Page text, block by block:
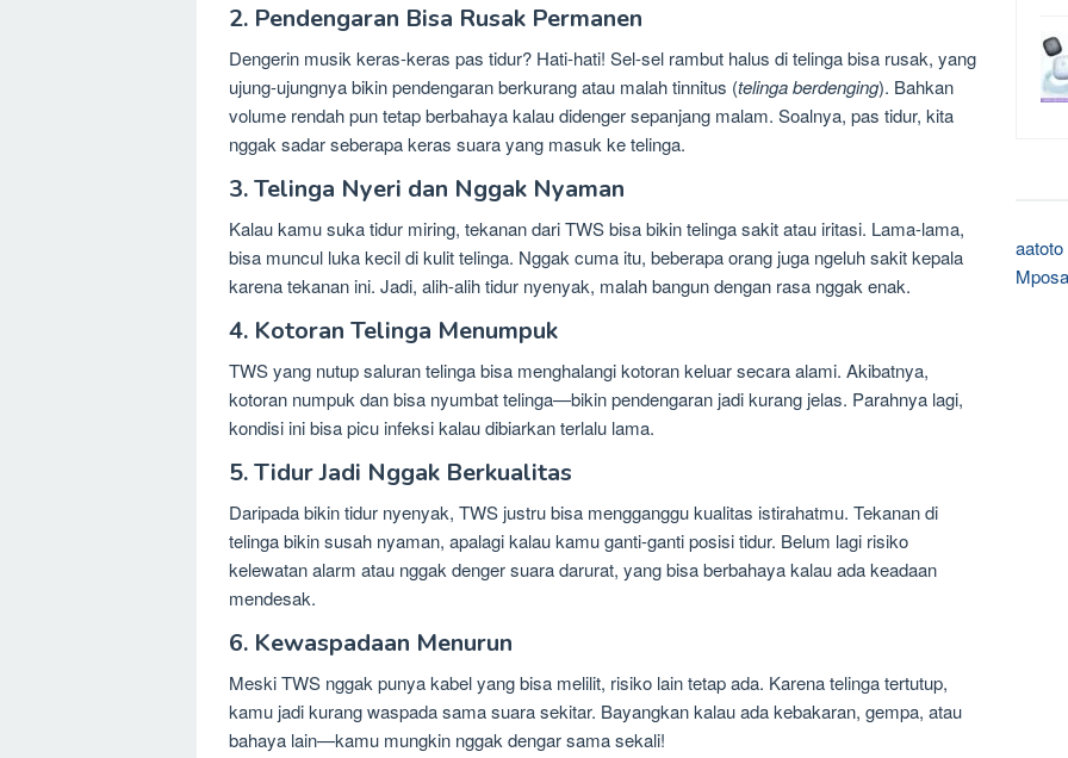
2. Pendengaran Bisa Rusak Permanen
Dengerin musik keras-keras pas tidur? Hati-hati! Sel-sel rambut halus di telinga bisa rusak, yang
ujung-ujungnya bikin pendengaran berkurang atau malah tinnitus (telinga berdenging). Bahkan
volume rendah pun tetap berbahaya kalau didenger sepanjang malam. Soalnya, pas tidur, kita
nggak sadar seberapa keras suara yang masuk ke telinga.
3. Telinga Nyeri dan Nggak Nyaman
Kalau kamu suka tidur miring, tekanan dari TWS bisa bikin telinga sakit atau iritasi. Lama-lama,
bisa muncul luka kecil di kulit telinga. Nggak cuma itu, beberapa orang juga ngeluh sakit kepala
karena tekanan ini. Jadi, alih-alih tidur nyenyak, malah bangun dengan rasa nggak enak.
4. Kotoran Telinga Menumpuk
TWS yang nutup saluran telinga bisa menghalangi kotoran keluar secara alami. Akibatnya,
kotoran numpuk dan bisa nyumbat telinga—bikin pendengaran jadi kurang jelas. Parahnya lagi,
kondisi ini bisa picu infeksi kalau dibiarkan terlalu lama.
5. Tidur Jadi Nggak Berkualitas
Daripada bikin tidur nyenyak, TWS justru bisa mengganggu kualitas istirahatmu. Tekanan di
telinga bikin susah nyaman, apalagi kalau kamu ganti-ganti posisi tidur. Belum lagi risiko
kelewatan alarm atau nggak denger suara darurat, yang bisa berbahaya kalau ada keadaan
mendesak.
6. Kewaspadaan Menurun
Meski TWS nggak punya kabel yang bisa melilit, risiko lain tetap ada. Karena telinga tertutup,
kamu jadi kurang waspada sama suara sekitar. Bayangkan kalau ada kebakaran, gempa, atau
bahaya lain—kamu mungkin nggak dengar sama sekali!
aatoto